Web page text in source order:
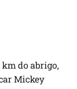
do abrigo,
Mickey